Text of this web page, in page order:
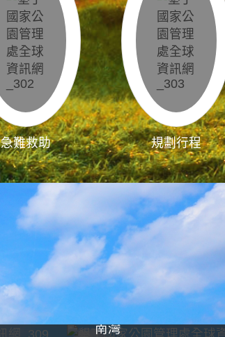
急難救助 規劃行程
南灣